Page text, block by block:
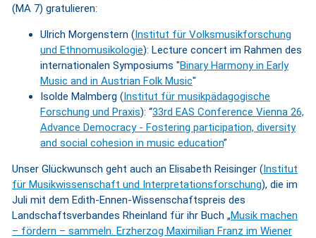
(MA 7) gratulieren:
Ulrich Morgenstern (Institut für Volksmusikforschung
und Ethnomusikologie): Lecture concert im Rahmen des
internationalen Symposiums "Binary Harmony in Early
Music and in Austrian Folk Music"
Isolde Malmberg (Institut für musikpädagogische
Forschung und Praxis): “33rd EAS Conference Vienna 26,
Advance Democracy - Fostering participation, diversity
and social cohesion in music education”
Unser Glückwunsch geht auch an Elisabeth Reisinger (Institut
für Musikwissenschaft und Interpretationsforschung), die im
Juli mit dem Edith-Ennen-Wissenschaftspreis des
Landschaftsverbandes Rheinland für ihr Buch „Musik machen
– fördern – sammeln. Erzherzog Maximilian Franz im Wiener